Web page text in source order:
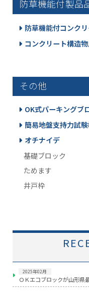
防草機能付製品
防草機能付コンク
コンクリート構造
その他
OK式パーキングブ
簡易地盤支持力試験
オチナイデ
基礎ブロック
ためます
井戸枠
2025年02月
ＯＫエコブロックが山形県